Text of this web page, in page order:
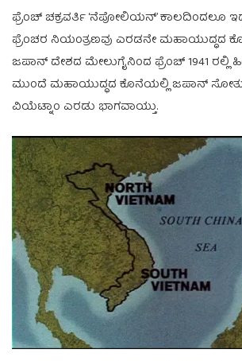
ಫ್ರೆಂಚ್ ಚಕ್ರವರ್ತಿ ‘ನೆಪೋಲಿಯನ್’ ಕಾಲದಿಂದಲೂ
ಫ್ರೆಂಚರ ನಿಯಂತ್ರಣವು ಎರಡನೇ ಮಹಾಯುದ್ಧದ
ಜಪಾನ್ ದೇಶದ ಮೇಲುಗೈನಿಂದ ಫ್ರೆಂಚ್ 1941 ರಲ್ಲಿ
ಮುಂದೆ ಮಹಾಯುದ್ಧದ ಕೊನೆಯಲ್ಲಿ ಜಪಾನ್
ವಿಯೆಟ್ನಾಂ ಎರಡು ಭಾಗವಾಯ್ತು.